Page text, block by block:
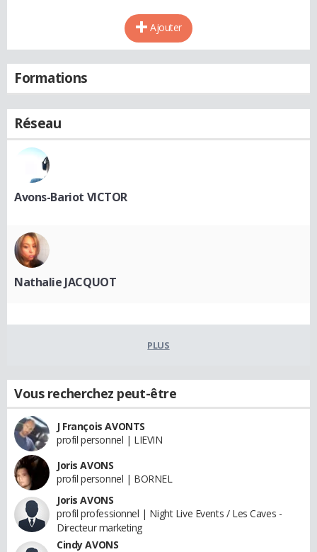
Ajouter
Formations
Réseau
Avons-Bariot VICTOR
Nathalie JACQUOT
PLUS
Vous recherchez peut-être
J François AVONTS
profil personnel | LIEVIN
Joris AVONS
profil personnel | BORNEL
Joris AVONS
profil professionnel | Night Live Events / Les Caves -
Directeur marketing
Cindy AVONS